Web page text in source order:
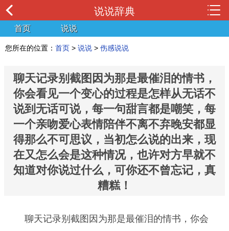
说说辞典
首页 说说
您所在的位置： 首页 > 说说 > 伤感说说
聊天记录别截图因为那是最催泪的情书，
你会看见一个变心的过程是怎样从无话不
说到无话可说，每一句甜言都是嘲笑，每
一个亲吻爱心表情陪伴不离不弃晚安都显
得那么不可思议，当初怎么说的出来，现
在又怎么会是这种情况，也许对方早就不
知道对你说过什么，可你还不曾忘记，真
糟糕！
聊天记录别截图因为那是最催泪的情书，你会